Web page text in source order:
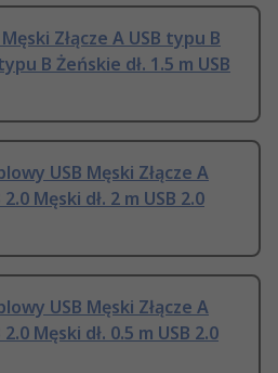
Złącze A USB typu B
B Żeńskie dł. 1.5 m USB
USB Męski Złącze A
2.0 Męski dł. 2 m USB 2.0
USB Męski Złącze A
2.0 Męski dł. 0.5 m USB 2.0